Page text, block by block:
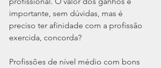
importante, sem dúvidas, mas é
preciso ter afinidade com a profissão
exercida, concorda?
Profissões de nível médio com bons